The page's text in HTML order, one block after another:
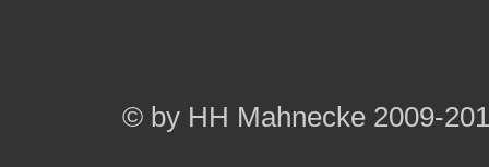
© by HH Mahnecke 2009-